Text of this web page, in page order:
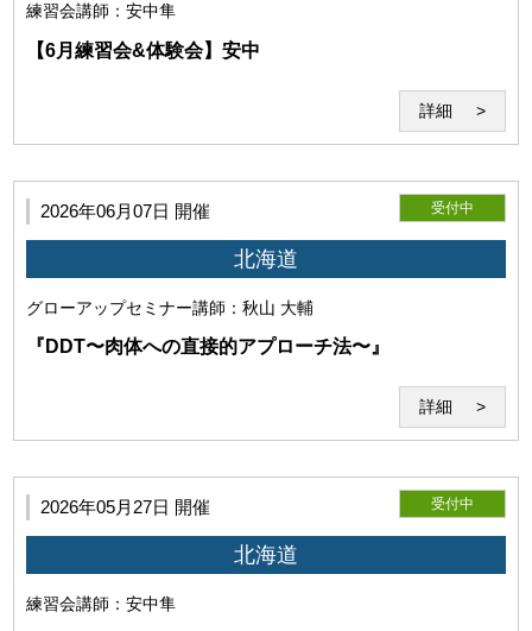
当研究所は、本サービス利用時にコンピューターウイルス感
等の損害と、 また本サービスに使用するソフト、配信ファイ
ルにより、セミナー中、セミナー外の使用で発生したいかな
る損害も賠償する義務を負わないものとします。
練習会講師：安中隼
【6月練習会&体験会】安中
詳細
2026年06月07日 開催 受付中
北海道
グローアップセミナー講師：秋山 大輔
『DDT〜肉体への直接的アプローチ法〜』
詳細
2026年05月27日 開催 受付中
北海道
練習会講師：安中隼